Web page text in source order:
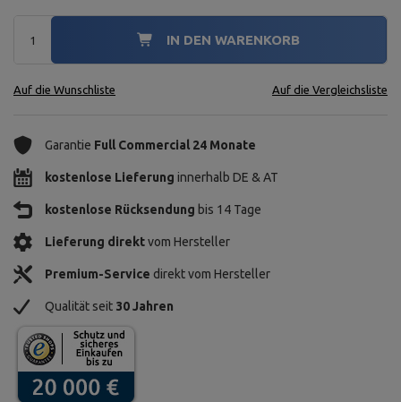
IN DEN WARENKORB
Auf die Wunschliste Auf die Vergleichsliste
Garantie Full Commercial 24 Monate
kostenlose Lieferung innerhalb DE & AT
kostenlose Rücksendung bis 14 Tage
Lieferung direktvom Hersteller
Premium-Service direkt vom Hersteller
Qualität seit 30 Jahren